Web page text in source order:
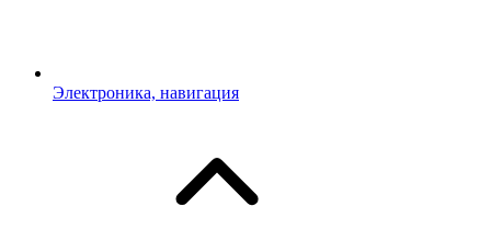
Электроника, навигация